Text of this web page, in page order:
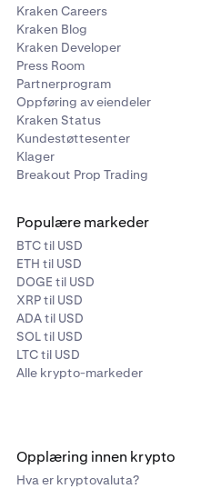
Kraken Careers
Kraken Blog
Kraken Developer
Press Room
Partnerprogram
Oppføring av eiendeler
Kraken Status
Kundestøttesenter
Klager
Breakout Prop Trading
Populære markeder
BTC til USD
ETH til USD
DOGE til USD
XRP til USD
ADA til USD
SOL til USD
LTC til USD
Alle krypto-markeder
Opplæring innen krypto
Hva er kryptovaluta?